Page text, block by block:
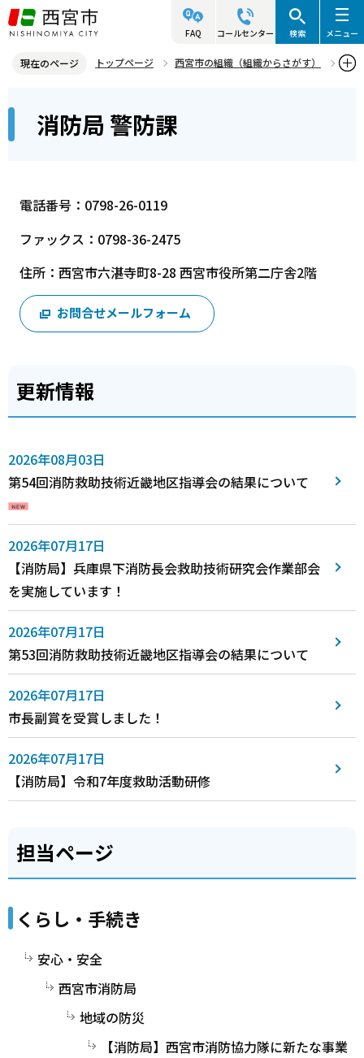
こ
の
ジ
先
FAQ コールセンター 検索 メニュー
現在のページ トップページ
西宮市の組織（組織からさがす）
こ
消防局 警防課
電話番号：0798-26-0119
ファックス：0798-36-2475
住所：西宮市六湛寺町8-28 西宮市役所第二庁舎2階
お問合せメールフォーム
更新情報
2026年08月03日
第54回消防救助技術近畿地区指導会の結果について
2026年07月17日
【消防局】兵庫県下消防長会救助技術研究会作業部会
を実施しています！
2026年07月17日
第53回消防救助技術近畿地区指導会の結果について
2026年07月17日
市長副賞を受賞しました！
2026年07月17日
【消防局】令和7年度救助活動研修
担当ページ
くらし・手続き
安心・安全
西宮市消防局
地域の防災
【消防局】西宮市消防協力隊に新たな事業